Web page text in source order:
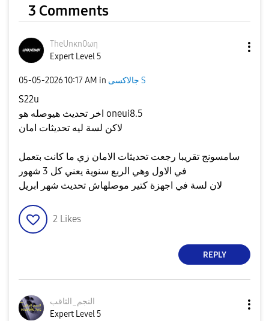
3 Comments
TheUnκn0ωη
Expert Level 5
‎05-05-202610:17 AM in جالاكسى S
S22u
اخر تحديث هيوصله هو oneui8.5
لاكن لسة ليه تحديثات امان
سامسونج تقريبا رجعت تحديثات الامان زي ما كانت بتعمل
في الاول وهي الربع سنوية يعني كل 3 شهور
لان لسة في اجهزة كتير موصلهاش تحديث شهر ابريل
2 Likes
REPLY
النجم_الثاقب
Expert Level 5